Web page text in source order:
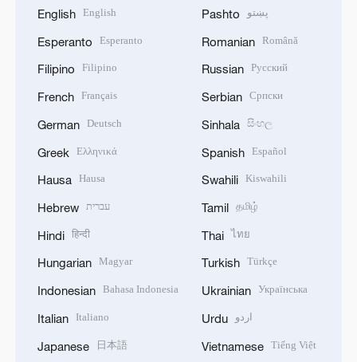
English English
Esperanto Esperanto
Filipino Filipino
French Français
German Deutsch
Greek Ελληνικά
Hausa Hausa
Hebrew עברית
Hindi हिन्दी
Hungarian Magyar
Indonesian Bahasa Indonesia
Italian Italiano
Japanese 日本語
Pashto پښتو
Romanian Română
Russian Русский
Serbian Српски
Sinhala සිංහල
Spanish Español
Swahili Kiswahili
Tamil தமிழ்
Thai ไทย
Turkish Türkçe
Ukrainian Українська
Urdu اردو
Vietnamese Tiếng Việt